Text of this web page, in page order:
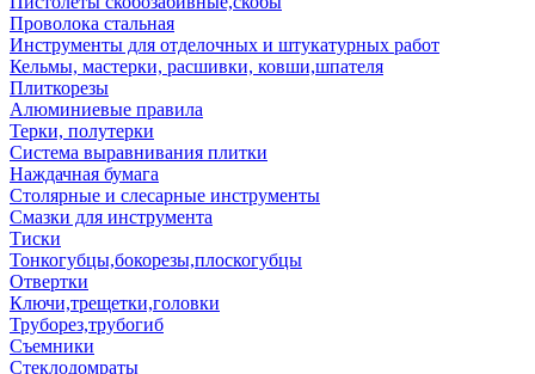
Проволока стальная
Инструменты для отделочных и штукатурных работ
Кельмы, мастерки, расшивки, ковши,шпателя
Плиткорезы
Алюминиевые правила
Терки, полутерки
Система выравнивания плитки
Наждачная бумага
Столярные и слесарные инструменты
Смазки для инструмента
Тиски
Тонкогубцы,бокорезы,плоскогубцы
Отвертки
Ключи,трещетки,головки
Труборез,трубогиб
Съемники
Стеклодомраты